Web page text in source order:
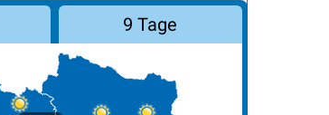
9 Tage